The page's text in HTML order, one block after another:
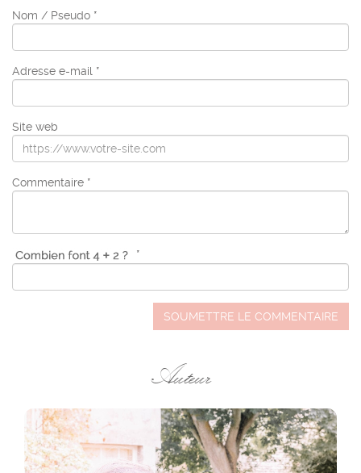
Nom / Pseudo *
Adresse e-mail *
Site web
Commentaire *
*
SOUMETTRE LE COMMENTAIRE
Auteur